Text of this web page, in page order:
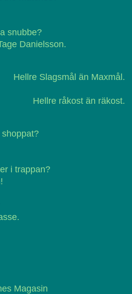
snubbe?
Danielsson.
Hellre Slagsmål än Maxmål.
Hellre råkost än räkost.
i trappan?
Magasin